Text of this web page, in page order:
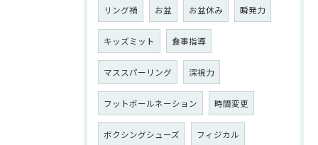
リング禍 お盆 お盆休み 瞬発力
キッズミット 食事指導
マススパーリング 深視力
フットボールネーション 時間変更
ボクシングシューズ フィジカル